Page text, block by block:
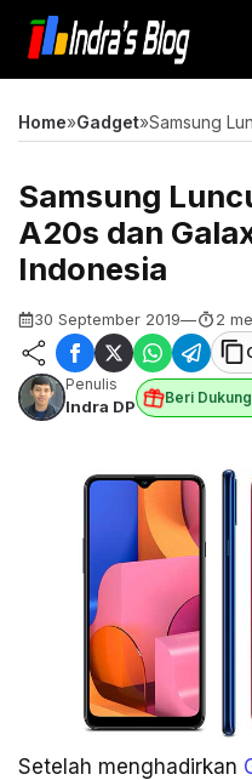
Langsung
isi
Home»Gadget»
Samsung
A20s dan
Indonesia
30 September 2019— 2
Penulis
Indra DP Beri
Setelah menghadirkan